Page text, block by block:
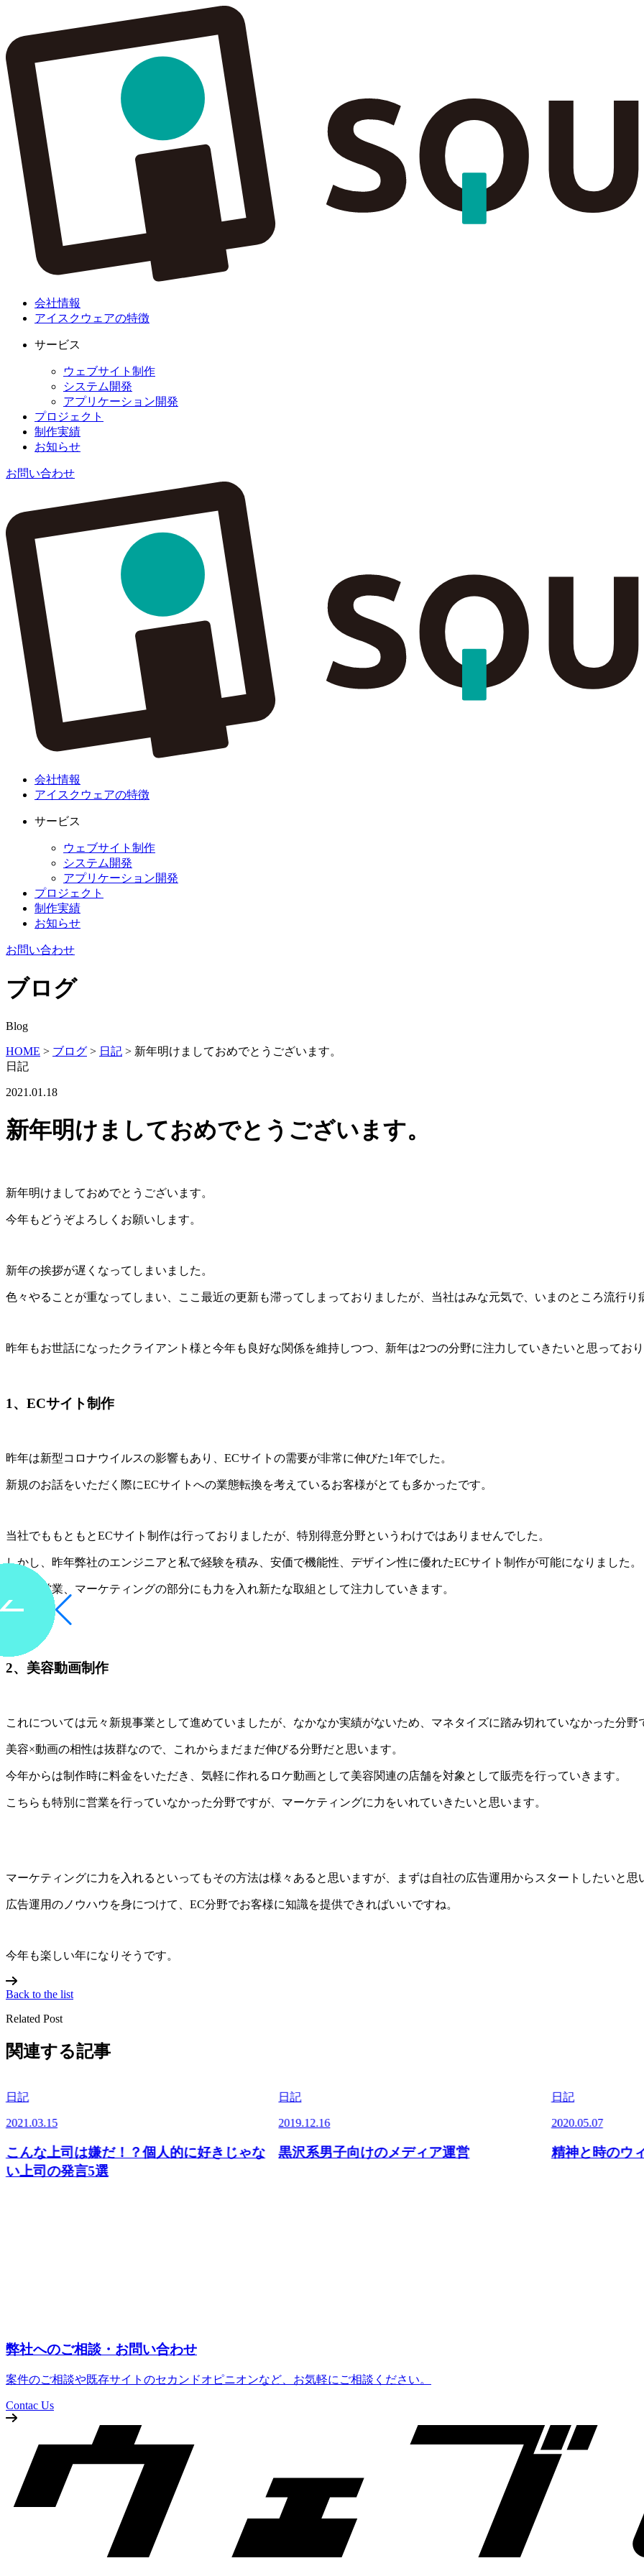
会社情報
アイスクウェアの特徴
サービス
ウェブサイト制作
システム開発
アプリケーション開発
プロジェクト
制作実績
お知らせ
お問い合わせ
会社情報
アイスクウェアの特徴
サービス
ウェブサイト制作
システム開発
アプリケーション開発
プロジェクト
制作実績
お知らせ
お問い合わせ
ブログ
Blog
HOME > ブログ > 日記 > 新年明けましておめでとうございます。
日記
2021.01.18
新年明けましておめでとうございます。
新年明けましておめでとうございます。
今年もどうぞよろしくお願いします。
新年の挨拶が遅くなってしまいました。
色々やることが重なってしまい、ここ最近の更新も滞ってしまっておりましたが、当社はみな元気で、いまのところ流行り
昨年もお世話になったクライアント様と今年も良好な関係を維持しつつ、新年は2つの分野に注力していきたいと思っており
1、ECサイト制作
昨年は新型コロナウイルスの影響もあり、ECサイトの需要が非常に伸びた1年でした。
新規のお話をいただく際にECサイトへの業態転換を考えているお客様がとても多かったです。
当社でももともとECサイト制作は行っておりましたが、特別得意分野というわけではありませんでした。
しかし、昨年弊社のエンジニアと私で経験を積み、安価で機能性、デザイン性に優れたECサイト制作が可能になりました。
今年は営業、マーケティングの部分にも力を入れ新たな取組として注力していきます。
2、美容動画制作
これについては元々新規事業として進めていましたが、なかなか実績がないため、マネタイズに踏み切れていなかった分野
美容×動画の相性は抜群なので、これからまだまだ伸びる分野だと思います。
今年からは制作時に料金をいただき、気軽に作れるロケ動画として美容関連の店舗を対象として販売を行っていきます。
こちらも特別に営業を行っていなかった分野ですが、マーケティングに力をいれていきたいと思います。
マーケティングに力を入れるといってもその方法は様々あると思いますが、まずは自社の広告運用からスタートしたいと思
広告運用のノウハウを身につけて、EC分野でお客様に知識を提供できればいいですね。
今年も楽しい年になりそうです。
Back to the list
Related Post
関連する記事
日記
2021.03.15
こんな上司は嫌だ！？個人的に好きじゃな
い上司の発言5選
日記
2019.12.16
黒沢系男子向けのメディア運営
日記
2020.05.07
精神と時のウ
弊社へのご相談・お問い合わせ
案件のご相談や既存サイトのセカンドオピニオンなど、お気軽にご相談ください。
Contac Us